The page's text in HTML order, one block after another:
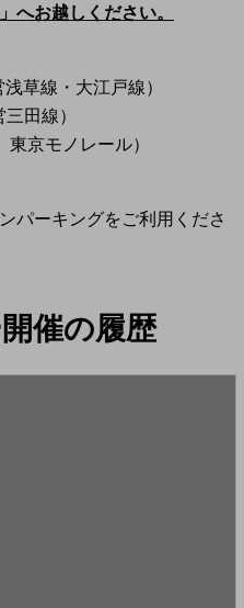
へお越しください。
草線・大江戸線）
三田線）
京モノレール）
パーキングをご利用くださ
催の履歴